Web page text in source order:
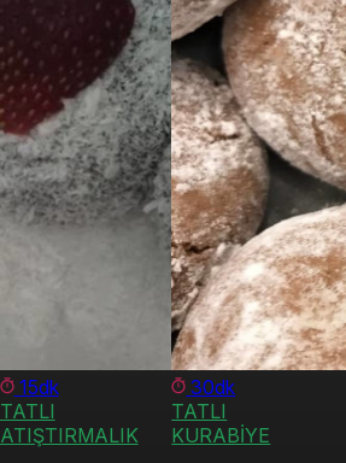
15dk
TATLI
ATIŞTIRMALIK
30dk
TATLI
KURABİYE